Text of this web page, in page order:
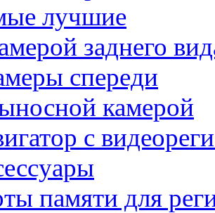
лучшие
заднего
спереди
камерой
с
памяти для